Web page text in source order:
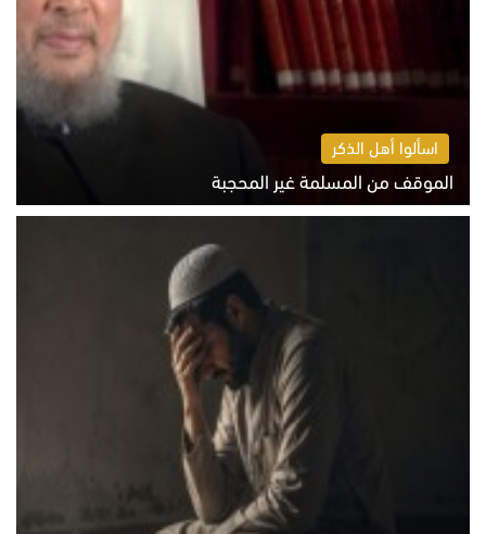
اسألوا أهل الذكر
الموقف من المسلمة غير المحجبة
الخميس 6 أغسطس 2026 10:45 ص